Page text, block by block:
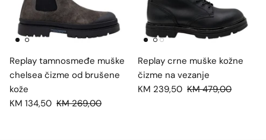
Replay tamnosmeđe muške
chelsea čizme od brušene
kože
KM 134,50 KM 269,00
Replay crne muške kožne
čizme na vezanje
KM 239,50 KM 479,00